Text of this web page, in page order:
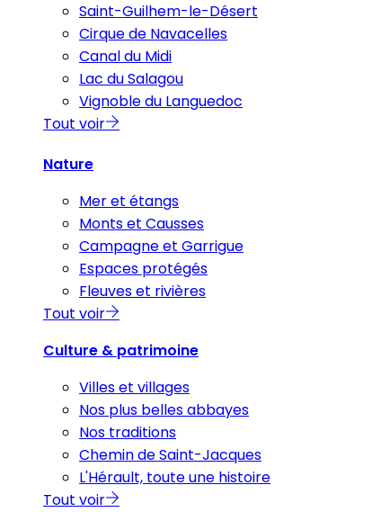
Saint-Guilhem-le-Désert
Cirque de Navacelles
Canal du Midi
Lac du Salagou
Vignoble du Languedoc
Tout voir
Nature
Mer et étangs
Monts et Causses
Campagne et Garrigue
Espaces protégés
Fleuves et rivières
Tout voir
Culture & patrimoine
Villes et villages
Nos plus belles abbayes
Nos traditions
Chemin de Saint-Jacques
L'Hérault, toute une histoire
Tout voir